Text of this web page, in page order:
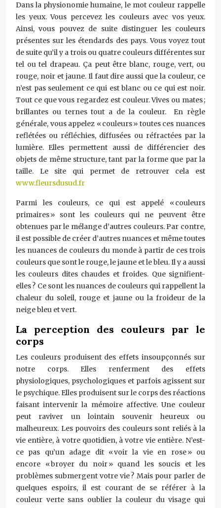
Dans la physionomie humaine, le mot couleur rappelle
les yeux. Vous percevez les couleurs avec vos yeux.
Ainsi, vous pouvez de suite distinguer les couleurs
présentes sur les étendards des pays. Vous voyez tout
de suite qu’il y a trois ou quatre couleurs différentes sur
tel ou tel drapeau. Ça peut être blanc, rouge, vert, ou
rouge, noir et jaune. Il faut dire aussi que la couleur, ce
n’est pas seulement ce qui est blanc ou ce qui est noir.
Tout ce que vous regardez est couleur. Vives ou mates ;
brillantes ou ternes tout a de la couleur. En règle
générale, vous appelez « couleurs » toutes ces nuances
reflétées ou réfléchies, diffusées ou réfractées par la
lumière. Elles permettent aussi de différencier des
objets de même structure, tant par la forme que par la
taille. Le site qui permet de retrouver cela est
www.fleursdusud.fr
Parmi les couleurs, ce qui est appelé « couleurs
primaires » sont les couleurs qui ne peuvent être
obtenues par le mélange d’autres couleurs. Par contre,
il est possible de créer d’autres nuances et même toutes
les nuances de couleurs du monde à partir de ces trois
couleurs que sont le rouge, le jaune et le bleu. Il y a aussi
les couleurs dites chaudes et froides. Que signifient-
elles ? Ce sont les nuances de couleurs qui rappellent la
chaleur du soleil, rouge et jaune ou la froideur de la
neige bleu et vert.
La perception des couleurs par le
corps
Les couleurs produisent des effets insoupçonnés sur
notre corps. Elles renferment des effets
physiologiques, psychologiques et parfois agissent sur
le psychique. Elles produisent sur le corps des réactions
faisant intervenir la mémoire affective. Une couleur
peut raviver un lointain souvenir heureux ou
malheureux. Les pouvoirs des couleurs sont reliés à la
vie entière, à votre quotidien, à votre vie entière. N’est-
ce pas qu’un adage dit « voir la vie en rose » ou
encore « broyer du noir » quand les soucis et les
problèmes submergent votre vie ? Mais pour parler de
quelques espoirs, il est courant de se référer à la
couleur verte sans oublier la couleur du visage qui